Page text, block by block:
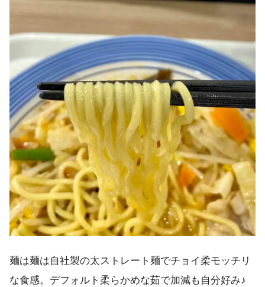
麺は麺は自社製の太ストレート麺でチョイ柔モッチリ
な食感。デフォルト柔らかめな茹で加減も自分好み♪